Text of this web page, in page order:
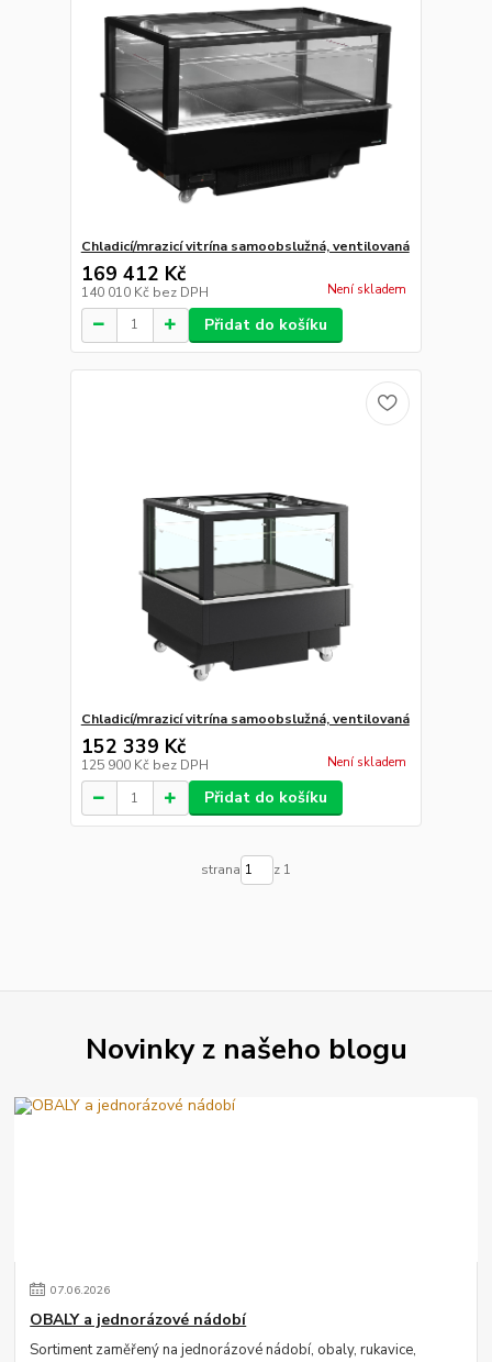
Chladicí/mrazicí vitrína samoobslužná, ventilovaná
169 412 Kč
140 010 Kč bez DPH Není skladem
Přidat do košíku
Chladicí/mrazicí vitrína samoobslužná, ventilovaná
152 339 Kč
125 900 Kč bez DPH Není skladem
Přidat do košíku
strana z 1
Novinky z našeho blogu
07.06.2026
OBALY a jednorázové nádobí
Sortiment zaměřený na jednorázové nádobí, obaly, rukavice,